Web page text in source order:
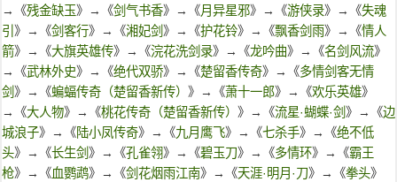
→《残金缺玉》→《剑气书香》→《月异星邪》→《游侠录》→《失魂
引 》→《剑客行》→《湘妃剑 》→《护花铃》→《飘香剑雨》→《情人
箭》→《大旗英雄传》→《浣花洗剑录》→《龙吟曲》→《名剑风流》
→《武林外史》→《绝代双骄》→《楚留香传奇》→《多情剑客无情
剑 》→《蝙蝠传奇（楚留香新传） 》→《萧十一郎》→《欢乐英雄》
→《大人物》→《桃花传奇（楚留香新传） 》→《流星·蝴蝶·剑 》→《边
城浪子》→《陆小凤传奇》→《九月鹰飞》→《七杀手》→《绝不低
头》→《长生剑 》→《孔雀翎》→《碧玉刀》→《多情环》→《霸王
枪》→《血鹦鹉》→《剑花烟雨江南》→《天涯·明月·刀》→《拳头》